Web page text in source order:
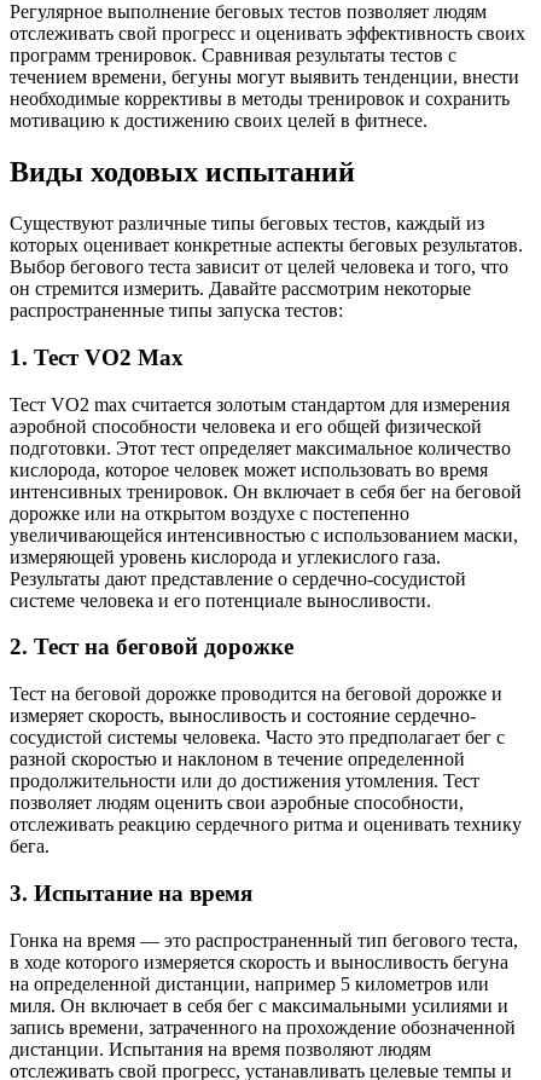
Регулярное выполнение беговых тестов позволяет людям
отслеживать свой прогресс и оценивать эффективность своих
программ тренировок. Сравнивая результаты тестов с
течением времени, бегуны могут выявить тенденции, внести
необходимые коррективы в методы тренировок и сохранить
мотивацию к достижению своих целей в фитнесе.
Виды ходовых испытаний
Существуют различные типы беговых тестов, каждый из
которых оценивает конкретные аспекты беговых результатов.
Выбор бегового теста зависит от целей человека и того, что
он стремится измерить. Давайте рассмотрим некоторые
распространенные типы запуска тестов:
1. Тест VO2 Max
Тест VO2 max считается золотым стандартом для измерения
аэробной способности человека и его общей физической
подготовки. Этот тест определяет максимальное количество
кислорода, которое человек может использовать во время
интенсивных тренировок. Он включает в себя бег на беговой
дорожке или на открытом воздухе с постепенно
увеличивающейся интенсивностью с использованием маски,
измеряющей уровень кислорода и углекислого газа.
Результаты дают представление о сердечно-сосудистой
системе человека и его потенциале выносливости.
2. Тест на беговой дорожке
Тест на беговой дорожке проводится на беговой дорожке и
измеряет скорость, выносливость и состояние сердечно-
сосудистой системы человека. Часто это предполагает бег с
разной скоростью и наклоном в течение определенной
продолжительности или до достижения утомления. Тест
позволяет людям оценить свои аэробные способности,
отслеживать реакцию сердечного ритма и оценивать технику
бега.
3. Испытание на время
Гонка на время — это распространенный тип бегового теста,
в ходе которого измеряется скорость и выносливость бегуна
на определенной дистанции, например 5 километров или
миля. Он включает в себя бег с максимальными усилиями и
запись времени, затраченного на прохождение обозначенной
дистанции. Испытания на время позволяют людям
отслеживать свой прогресс, устанавливать целевые темпы и